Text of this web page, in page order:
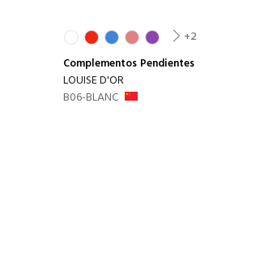
+2
Complementos Pendientes
LOUISE D'OR
B06-BLANC